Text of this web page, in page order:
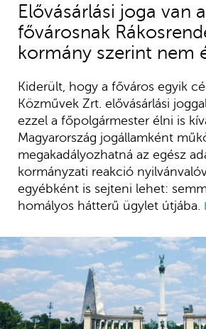
Elővásárlási joga van a
fővárosnak
kormány szerint nem
Kiderült, hogy a főváros egyik
Közművek Zrt. elővásárlási
ezzel a főpolgármester élni is
Magyarország jogállamként
megakadályozhatná az egész
kormányzati reakció
egyébként is sejteni lehet:
homályos hátterű ügylet útjába.